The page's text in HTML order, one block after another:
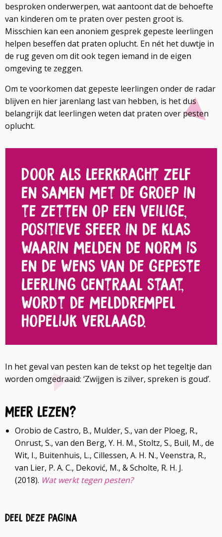
besproken onderwerpen, wat aantoont dat de behoefte
van kinderen om te praten over pesten groot is.
Misschien kan een anoniem gesprek gepeste leerlingen
helpen beseffen dat praten oplucht. En nét het duwtje in
de rug geven om dit ook tegen iemand in de eigen
omgeving te zeggen.
Om te voorkomen dat gepeste leerlingen onder de radar
blijven en hier jarenlang last van hebben, is het dus
belangrijk dat leerlingen weten dat praten over pesten
oplucht.
Door als leerkracht zelf
en samen met de groep in
te zetten op een veilige,
positieve sfeer in de klas
waarin melden de norm is
en de wens van de gepeste
leerling centraal staat,
wordt de melddrempel
hopelijk verlaagd.
In het geval van pesten kan de tekst op het tegeltje dan
worden omgedraaid: ‘Zwijgen is zilver, spreken is goud’.
Meer lezen?
Orobio de Castro, B., Mulder, S., van der Ploeg, R.,
Onrust, S., van den Berg, Y. H. M., Stoltz, S., Buil, M., de
Wit, I., Buitenhuis, L., Cillessen, A. H. N., Veenstra, R.,
van Lier, P. A. C., Deković, M., & Scholte, R. H. J.
(2018). Wat werkt tegen pesten?
Deel deze pagina